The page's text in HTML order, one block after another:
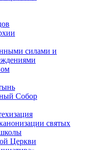
силами и
Собор
святых
Церкви